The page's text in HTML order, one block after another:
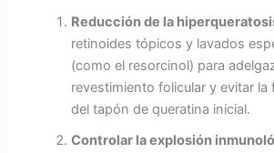
Reducción de la
retinoides tópicos y lavados
(como el resorcinol) para
revestimiento folicular y evitar la
del tapón de queratina inicial.
Controlar la explosión